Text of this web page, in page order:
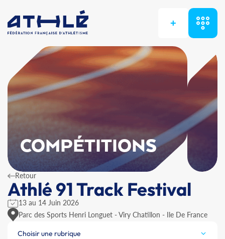
+
COMPÉTITIONS
Retour
Athlé 91 Track Festival
13 au 14 Juin 2026
Parc des Sports Henri Longuet - Viry Chatillon - Ile De France
Choisir une rubrique